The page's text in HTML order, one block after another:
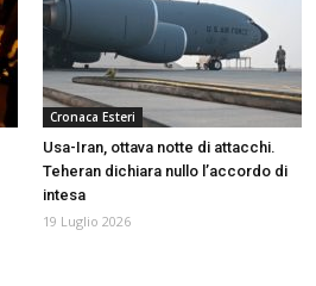
Cronaca Esteri
Usa-Iran, ottava notte di attacchi.
Teheran dichiara nullo l’accordo di
intesa
19 Luglio 2026